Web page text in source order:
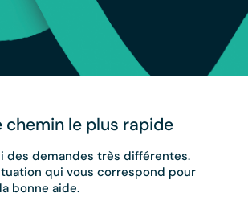
chemin le plus rapide
des demandes très différentes.
qui vous correspond pour
bonne aide.